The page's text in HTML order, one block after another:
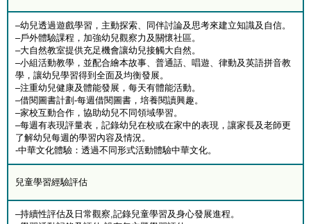
–幼兒透過遊戲學習，主動探索、同伴討論及思考來建立知識及自信。
–戶外體驗課程，加強幼兒觀察力及關懷社區。
–大自然教室提供充足機會讓幼兒接觸大自然。
–小組活動教學，並配合繪本故事、普通話、唱遊、律動及英語拼音教
學，讓幼兒學習得到全面及均衡發展。
–注重幼兒健康及體能發展，每天有體能活動。
–借閱圖書計劃-每週借閱圖書，培養閱讀興趣。
–家校互動合作，協助幼兒不同領域學習。
–每週有表現評量表，記錄幼兒在校或在家中的表現，讓家長及老師更
了解幼兒每週的學習內容及情況。
-中華文化體驗：透過不同形式活動體驗中華文化。
兒童學習經驗評估
–持續性評估及日常觀察,記錄兒童學習及身心發展進程。